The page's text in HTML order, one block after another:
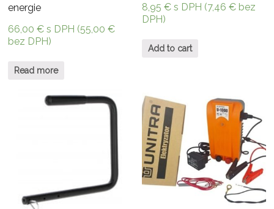
energie
66,00€ s DPH (55,00€
bez DPH)
Read more
8,95€ s DPH (7,46€ bez
DPH)
Add to cart